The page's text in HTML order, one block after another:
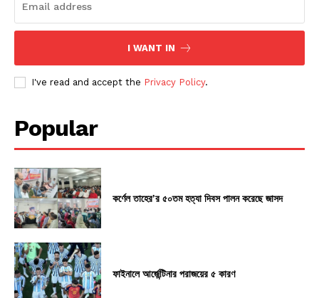
I WANT IN
I've read and accept the Privacy Policy.
Popular
কর্ণেল তাহের’র ৫০তম হত্যা দিবস পালন করেছে জাসদ
ফাইনালে আর্জেন্টিনার পরাজয়ের ৫ কারণ